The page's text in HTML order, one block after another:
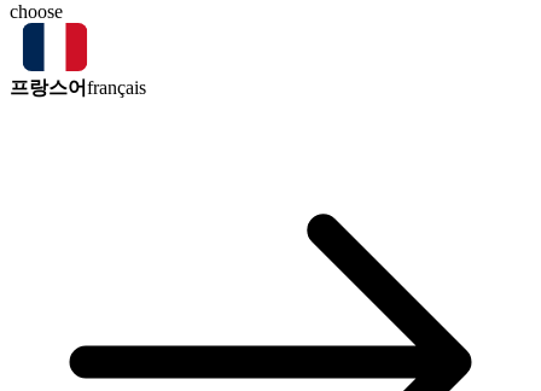
choose
프랑스어français